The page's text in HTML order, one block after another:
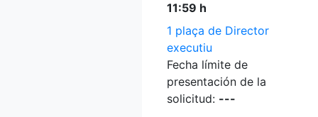
11:59 h
1 plaça de Director
executiu
Fecha límite de
presentación de la
solicitud: ---